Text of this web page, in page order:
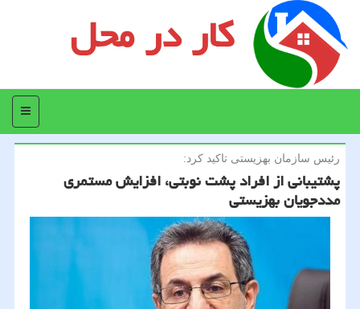
کار در محل
منو
رئیس سازمان بهزیستی تاكید كرد:
پشتیبانی از افراد پشت نوبتی، افزایش مستمری
مددجویان بهزیستی